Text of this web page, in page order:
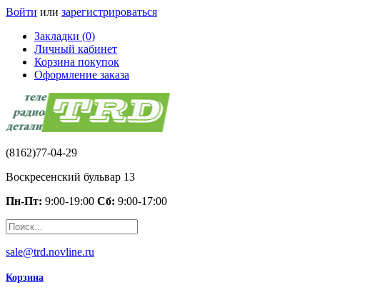
Войти или зарегистрироваться
Закладки (0)
Личный кабинет
Корзина покупок
Оформление заказа
(8162)77-04-29
Воскресенский бульвар 13
Пн-Пт: 9:00-19:00 Сб: 9:00-17:00
sale@trd.novline.ru
Корзина